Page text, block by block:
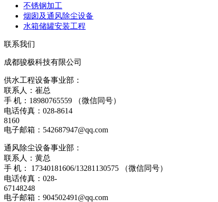
不锈钢加工
烟囱及通风除尘设备
水箱储罐安装工程
联系我们
成都骏极科技有限公司
供水工程设备事业部：
联系人：崔总
手 机：18980765559 （微信同号）
电话传真：028-8614
8160
电子邮箱：542687947@qq.com
通风除尘设备事业部：
联系人：黄总
手 机： 17340181606/13281130575 （微信同号）
电话传真：028-
67148248
电子邮箱：904502491@qq.com